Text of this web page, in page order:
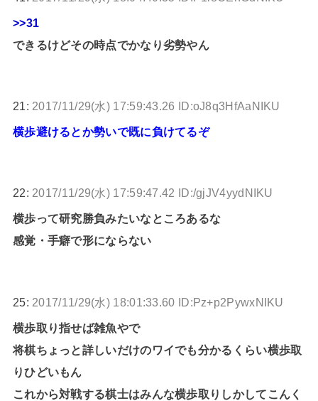
>>31
できるけどその時点でかなり劣勢やん
21: 2017/11/29(水) 17:59:43.26 ID:oJ8q3HfAaNIKU
横歩避けるとか勢いで既に負けてるぞ
22: 2017/11/29(水) 17:59:47.42 ID:/gjJV4yydNIKU
横歩って研究勝負みたいなところあるな
感覚・手癖で形にならない
25: 2017/11/29(水) 18:01:33.60 ID:Pz+p2PywxNIKU
横歩取り指せば雑魚やで
将棋ちょっと詳しいだけのワイでも分かるくらい横歩取
りひどいもん
これから対戦する棋士はみんな横歩取りしかしてこんく